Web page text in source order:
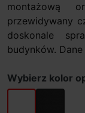
montażową
przewidywany
doskonale
budynków.
Wybierz kolor
biały antracyt